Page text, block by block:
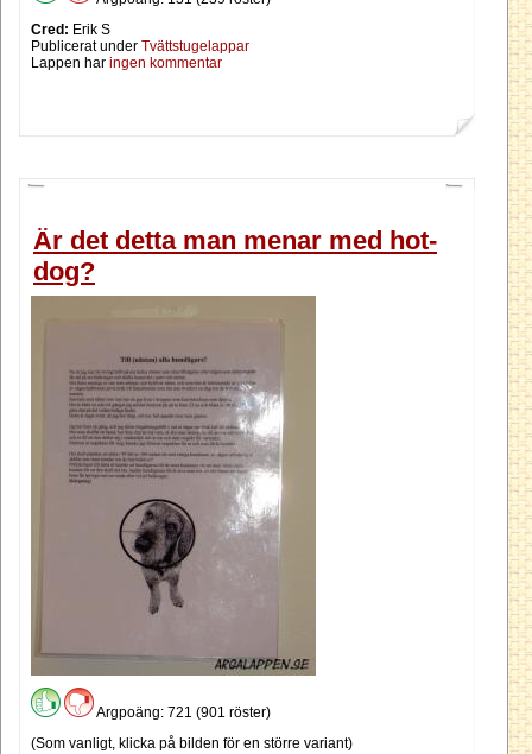
Cred: Erik S
Publicerat under Tvättstugelappar
Lappen har ingen kommentar
Är det detta man menar med hot-
dog?
Argpoäng: 721 (901 röster)
(Som vanligt, klicka på bilden för en större variant)